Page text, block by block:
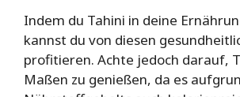
Indem du Tahini in deine
kannst du von diesen
profitieren. Achte jedoch darauf,
Maßen zu genießen, da es